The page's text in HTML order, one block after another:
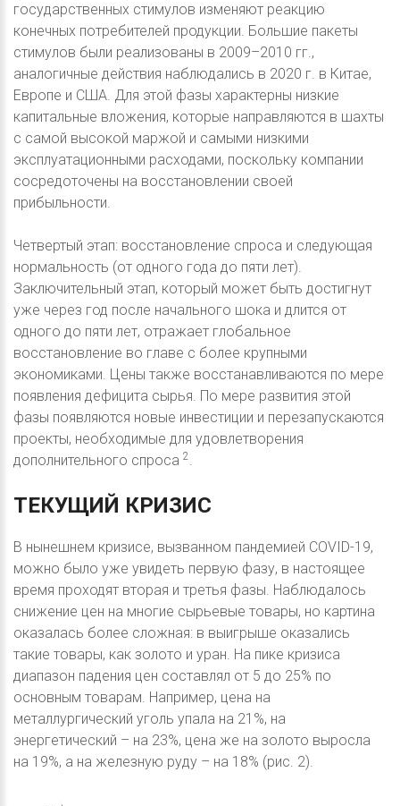
государственных стимулов изменяют реакцию
конечных потребителей продукции. Большие пакеты
стимулов были реализованы в 2009–2010 гг.,
аналогичные действия наблюдались в 2020 г. в Китае,
Европе и США. Для этой фазы характерны низкие
капитальные вложения, которые направляются в шахты
с самой высокой маржой и самыми низкими
эксплуатационными расходами, поскольку компании
сосредоточены на восстановлении своей
прибыльности.
Четвертый этап: восстановление спроса и следующая
нормальность (от одного года до пяти лет).
Заключительный этап, который может быть достигнут
уже через год после начального шока и длится от
одного до пяти лет, отражает глобальное
восстановление во главе с более крупными
экономиками. Цены также восстанавливаются по мере
появления дефицита сырья. По мере развития этой
фазы появляются новые инвестиции и перезапускаются
проекты, необходимые для удовлетворения
дополнительного спроса 2.
ТЕКУЩИЙ КРИЗИС
В нынешнем кризисе, вызванном пандемией COVID-19,
можно было уже увидеть первую фазу, в настоящее
время проходят вторая и третья фазы. Наблюдалось
снижение цен на многие сырьевые товары, но картина
оказалась более сложная: в выигрыше оказались
такие товары, как золото и уран. На пике кризиса
диапазон падения цен составлял от 5 до 25% по
основным товарам. Например, цена на
металлургический уголь упала на 21%, на
энергетический – на 23%, цена же на золото выросла
на 19%, а на железную руду – на 18% (рис. 2).